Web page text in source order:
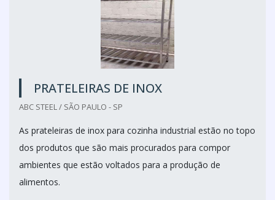
PRATELEIRAS DE INOX
ABC STEEL / SÃO PAULO - SP
As prateleiras de inox para cozinha industrial estão no topo
dos produtos que são mais procurados para compor
ambientes que estão voltados para a produção de
alimentos.